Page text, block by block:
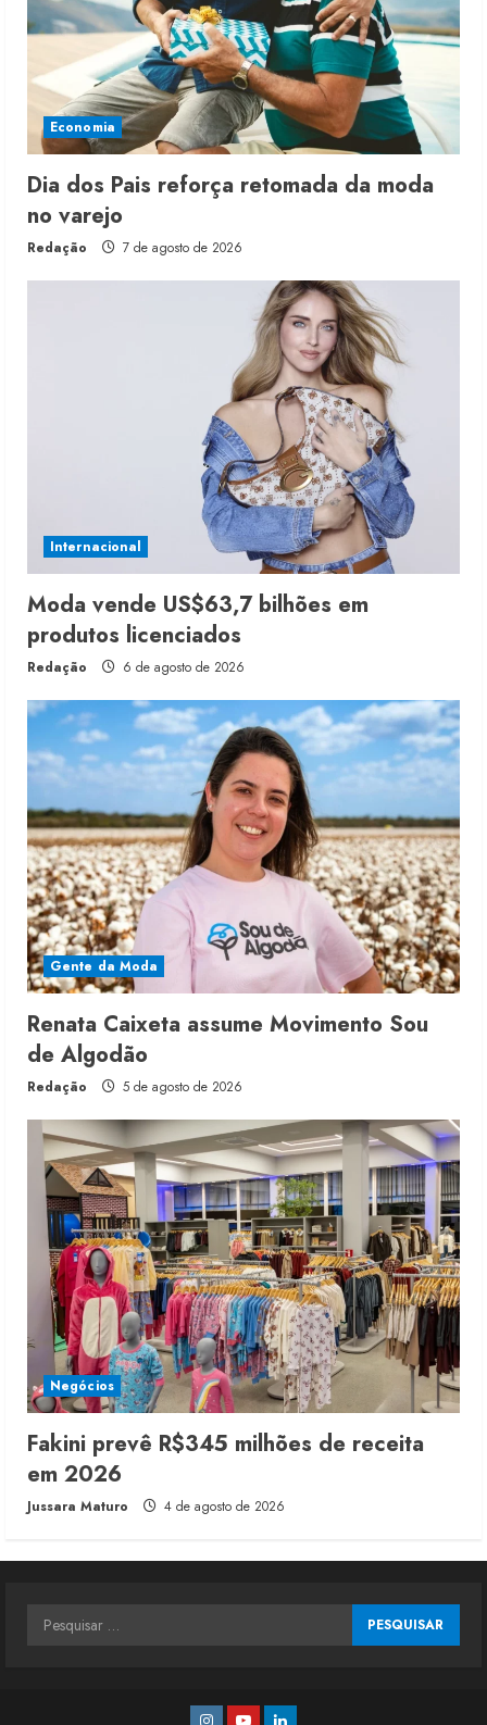
Economia
Dia dos Pais reforça retomada da moda
no varejo
Redação 7 de agosto de 2026
Internacional
Moda vende US$63,7 bilhões em
produtos licenciados
Redação 6 de agosto de 2026
Gente da Moda
Renata Caixeta assume Movimento Sou
de Algodão
Redação 5 de agosto de 2026
Negócios
Fakini prevê R$345 milhões de receita
em 2026
Jussara Maturo 4 de agosto de 2026
Pesquisar
Instagram
YoutubeLinkedin